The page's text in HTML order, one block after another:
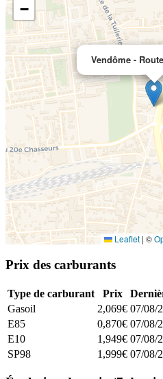
Vendôme -
−
Leaflet | ©
Prix des carburants
Type de carburant Prix
Gasoil
2,069€ 07/08/
E85
0,870€ 07/08/
E10
1,949€ 07/08/
SP98
1,999€ 07/08/